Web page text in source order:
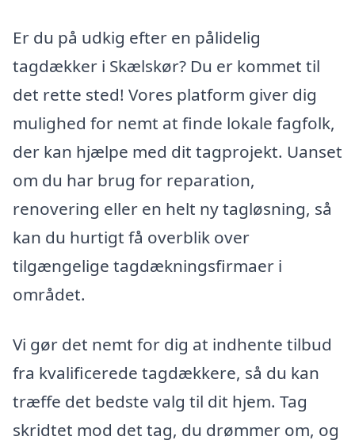
Er du på udkig efter en pålidelig
tagdækker i Skælskør? Du er kommet til
det rette sted! Vores platform giver dig
mulighed for nemt at finde lokale fagfolk,
der kan hjælpe med dit tagprojekt. Uanset
om du har brug for reparation,
renovering eller en helt ny tagløsning, så
kan du hurtigt få overblik over
tilgængelige tagdækningsfirmaer i
området.
Vi gør det nemt for dig at indhente tilbud
fra kvalificerede tagdækkere, så du kan
træffe det bedste valg til dit hjem. Tag
skridtet mod det tag, du drømmer om, og